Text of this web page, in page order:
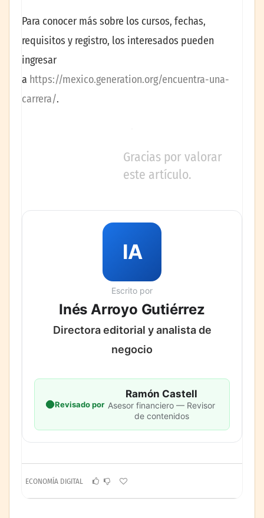
Para conocer más sobre los cursos, fechas,
requisitos y registro, los interesados pueden
ingresar
a https://mexico.generation.org/encuentra-una-
carrera/.
Gracias por valorar
este artículo.
IA
Escrito por
Inés Arroyo Gutiérrez
Directora editorial y analista de
negocio
Revisado por
Ramón Castell
Asesor financiero — Revisor
de contenidos
ECONOMÍA DIGITAL